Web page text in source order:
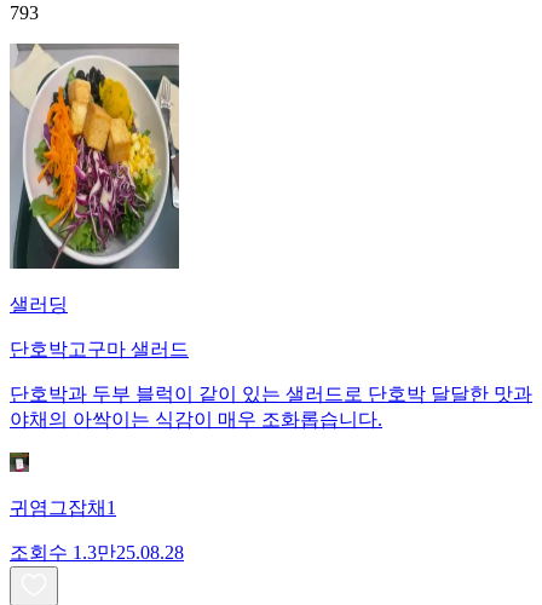
793
샐러딩
단호박고구마 샐러드
단호박과 두부 블럭이 같이 있는 샐러드로 단호박 달달한 맛과
야채의 아싹이는 식감이 매우 조화롭습니다.
귀염그잡채1
조회수 1.3만25.08.28